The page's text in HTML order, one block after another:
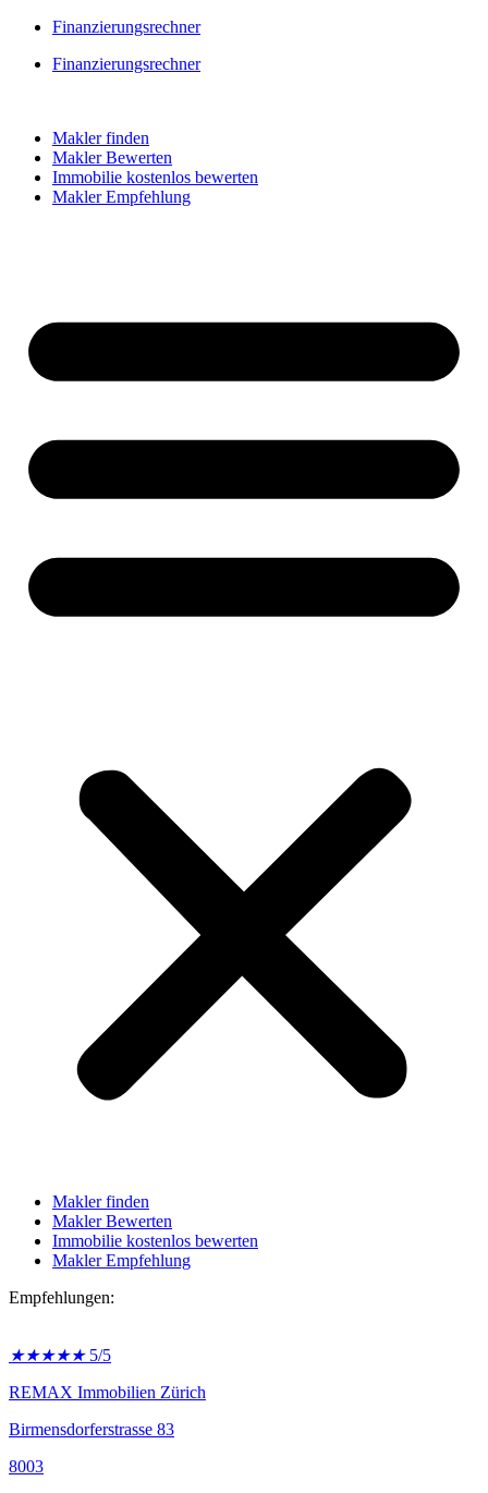
Skip
content
Finanzierungsrechner
Finanzierungsrechner
Makler finden
Makler Bewerten
Immobilie kostenlos bewerten
Makler Empfehlung
Makler finden
Makler Bewerten
Immobilie kostenlos bewerten
Makler Empfehlung
Empfehlungen:
★★★★★ 5/5
REMAX Immobilien Zürich
Birmensdorferstrasse 83
8003